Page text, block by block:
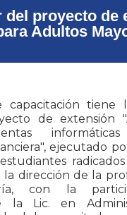
proyecto de
Adultos
capacitación tiene
de extensión
ejecutado
la dirección de la
con la
la Lic. en